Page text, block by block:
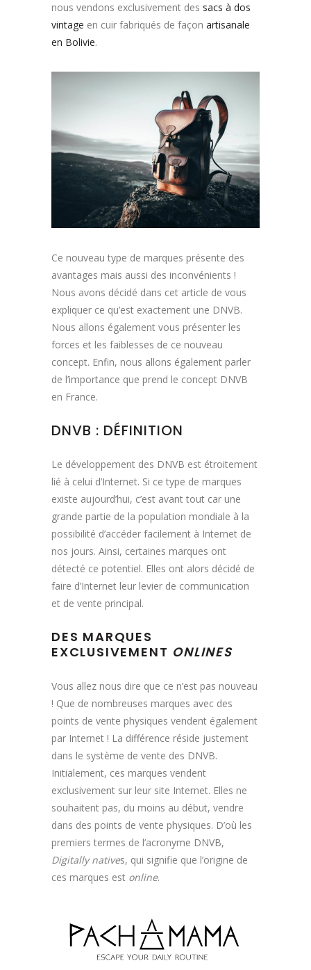
nous vendons exclusivement des sacs à dos
vintage en cuir fabriqués de façon artisanale
en Bolivie.
Ce nouveau type de marques présente des
avantages mais aussi des inconvénients !
Nous avons décidé dans cet article de vous
expliquer ce qu’est exactement une DNVB.
Nous allons également vous présenter les
forces et les faiblesses de ce nouveau
concept. Enfin, nous allons également parler
de l’importance que prend le concept DNVB
en France.
DNVB : DÉFINITION
Le développement des DNVB est étroitement
lié à celui d’Internet. Si ce type de marques
existe aujourd’hui, c’est avant tout car une
grande partie de la population mondiale à la
possibilité d’accéder facilement à Internet de
nos jours. Ainsi, certaines marques ont
détecté ce potentiel. Elles ont alors décidé de
faire d’Internet leur levier de communication
et de vente principal.
DES MARQUES
EXCLUSIVEMENT ONLINES
Vous allez nous dire que ce n’est pas nouveau
! Que de nombreuses marques avec des
points de vente physiques vendent également
par Internet ! La différence réside justement
dans le système de vente des DNVB.
Initialement, ces marques vendent
exclusivement sur leur site Internet. Elles ne
souhaitent pas, du moins au début, vendre
dans des points de vente physiques. D’où les
premiers termes de l’acronyme DNVB,
Digitally natives, qui signifie que l’origine de
ces marques est online.